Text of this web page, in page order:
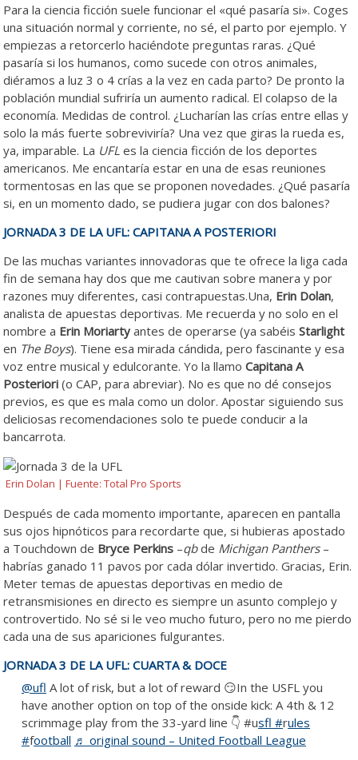
Para la ciencia ficción suele funcionar el «qué pasaría si». Coges
una situación normal y corriente, no sé, el parto por ejemplo. Y
empiezas a retorcerlo haciéndote preguntas raras. ¿Qué
pasaría si los humanos, como sucede con otros animales,
diéramos a luz 3 o 4 crías a la vez en cada parto? De pronto la
población mundial sufriría un aumento radical. El colapso de la
economía. Medidas de control. ¿Lucharían las crías entre ellas y
solo la más fuerte sobreviviría? Una vez que giras la rueda es,
ya, imparable. La UFL es la ciencia ficción de los deportes
americanos. Me encantaría estar en una de esas reuniones
tormentosas en las que se proponen novedades. ¿Qué pasaría
si, en un momento dado, se pudiera jugar con dos balones?
JORNADA 3 DE LA UFL: CAPITANA A POSTERIORI
De las muchas variantes innovadoras que te ofrece la liga cada
fin de semana hay dos que me cautivan sobre manera y por
razones muy diferentes, casi contrapuestas.Una, Erin Dolan,
analista de apuestas deportivas. Me recuerda y no solo en el
nombre a Erin Moriarty antes de operarse (ya sabéisStarlight
en The Boys). Tiene esa mirada cándida, pero fascinante y esa
voz entre musical y edulcorante. Yo la llamoCapitana A
Posteriori (o CAP, para abreviar). No es que no dé consejos
previos, es que es mala como un dolor. Apostar siguiendo sus
deliciosas recomendaciones solo te puede conducir a la
bancarrota.
Erin Dolan | Fuente: Total Pro Sports
Después de cada momento importante, aparecen en pantalla
sus ojos hipnóticos para recordarte que, si hubieras apostado
a Touchdown de Bryce Perkins –qbde Michigan Panthers–
habrías ganado 11 pavos por cada dólar invertido. Gracias, Erin.
Meter temas de apuestas deportivas en medio de
retransmisiones en directo es siempre un asunto complejo y
controvertido. No sé si le veo mucho futuro, pero no me pierdo
cada una de sus apariciones fulgurantes.
JORNADA 3 DE LA UFL: CUARTA & DOCE
@ufl A lot of risk, but a lot of reward 😏In the USFL you
have another option on top of the onside kick: A 4th & 12
scrimmage play from the 33-yard line 👇 #usfl #rules
#football ♬ original sound – United Football League